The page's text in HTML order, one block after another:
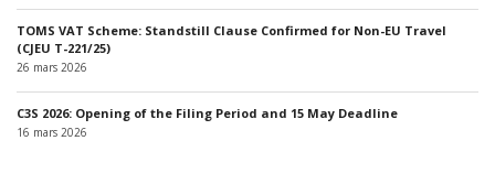
TOMS VAT Scheme: Standstill Clause Confirmed for Non-EU Travel
(CJEU T-221/25)
26 mars 2026
C3S 2026: Opening of the Filing Period and 15 May Deadline
16 mars 2026